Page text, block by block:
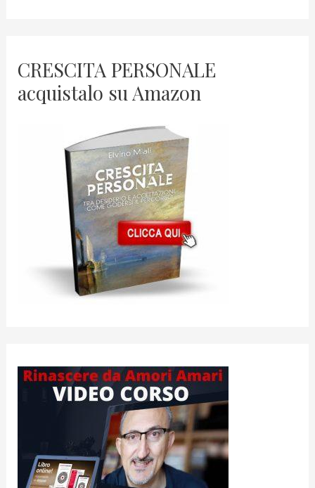
CRESCITA PERSONALE
acquistalo su Amazon